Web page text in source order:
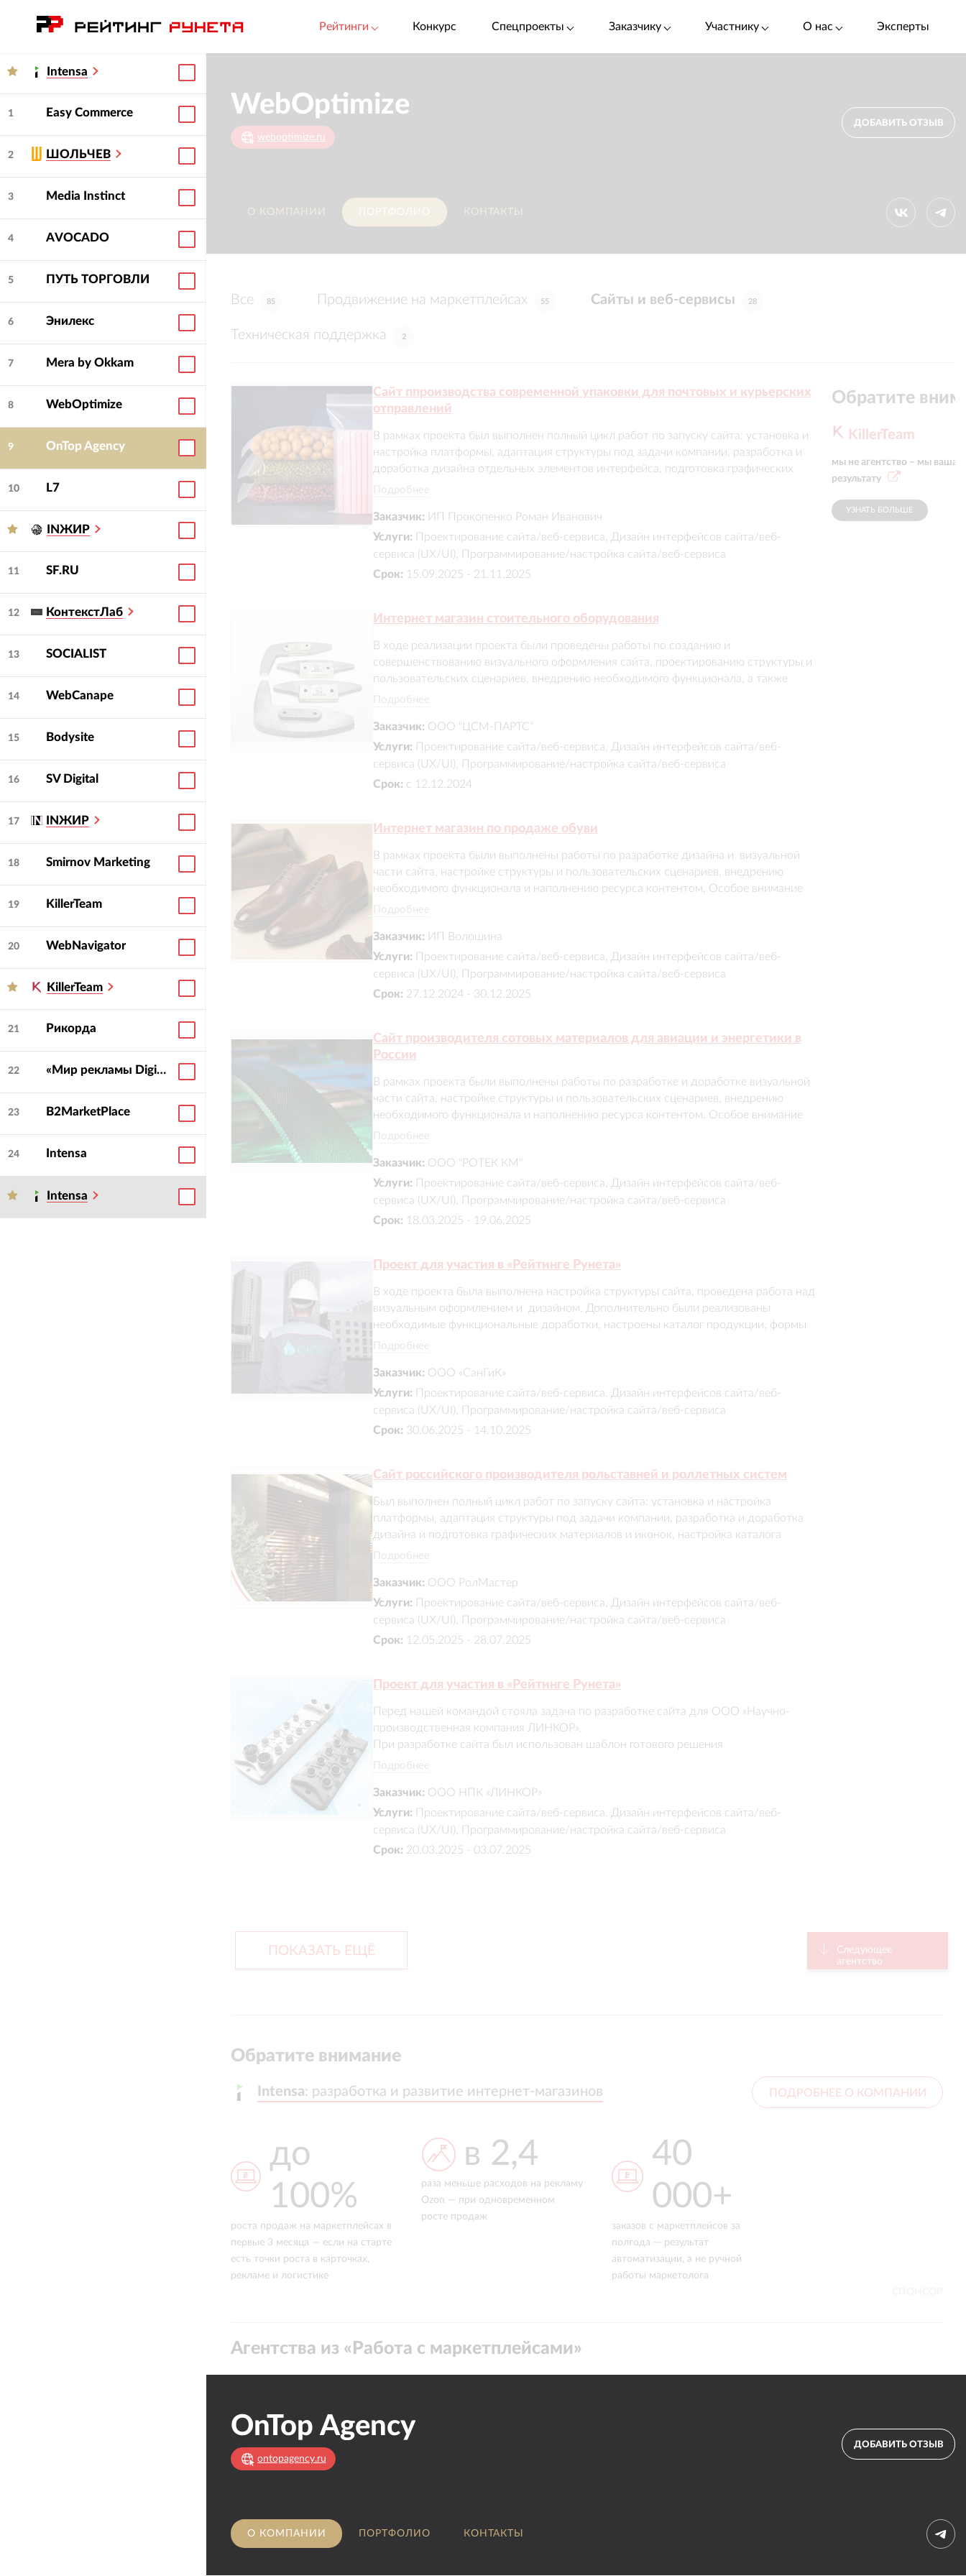
Рейтинги Конкурс Спецпроекты Заказчику Участнику О нас Эксперты
Intensa
1 Easy Commerce
2 ШОЛЬЧЕВ
3 Media Instinct
4 AVOCADO
5 ПУТЬ ТОРГОВЛИ
6 Энилекс
7 Mera by Okkam
8 WebOptimize
9 OnTop Agency
10 L7
INЖИР
11 SF.RU
12 КонтекстЛаб
13 SOCIALIST
14 WebCanape
15 Bodysite
16 SV Digital
17 INЖИР
18 Smirnov Marketing
19 KillerTeam
20 WebNavigator
KillerTeam
21 Рикорда
22 «Мир рекламы Digital»
23 B2MarketPlace
24 Intensa
Intensa
WebOptimize
weboptimize.ru
ДОБАВИТЬ ОТЗЫВ
О КОМПАНИИ ПОРТФОЛИО КОНТАКТЫ
Все 85 Продвижение на маркетплейсах 55 Сайты и веб-сервисы 28
Техническая поддержка 2
Сайт ппроизводства современной упаковки для почтовых и курьерских
отправлений
В рамках проекта был выполнен полный цикл работ по запуску сайта: установка и
настройка платформы, адаптация структуры под задачи компании, разработка и
доработка дизайна отдельных элементов интерфейса, подготовка графических
Подробнее
Заказчик: ИП Прокопенко Роман Иванович
Услуги:
Проектирование сайта/веб-сервиса, Дизайн интерфейсов сайта/веб-
сервиса (UX/UI), Программирование/настройка сайта/веб-сервиса
Срок: 15.09.2025 - 21.11.2025
Интернет магазин стоительного оборудования
В ходе реализации проекта были проведены работы по созданию и
совершенствованию визуального оформления сайта, проектированию структуры и
пользовательских сценариев, внедрению необходимого функционала, а также
поисковой оптимизации. В итоге заказчик получил современный и функциональный
веб-ресурсю
Подробнее
Заказчик: ООО "ЦСМ-ПАРТС"
Услуги:
Проектирование сайта/веб-сервиса, Дизайн интерфейсов сайта/веб-
сервиса (UX/UI), Программирование/настройка сайта/веб-сервиса
Срок: с 12.12.2024
Интернет магазин по продаже обуви
В рамках проекта были выполнены работы по разработке дизайна и  визуальной
части сайта, настройке структуры и пользовательских сценариев, внедрению
необходимого функционала и наполнению ресурса контентом. Особое внимание
индивидуально проработанным дизайном и возможностями, адаптированными
под специфику бизнеса.
Подробнее
Заказчик: ИП Волошина
Услуги:
Проектирование сайта/веб-сервиса, Дизайн интерфейсов сайта/веб-
сервиса (UX/UI), Программирование/настройка сайта/веб-сервиса
Срок: 27.12.2024 - 30.12.2025
Сайт производителя сотовых материалов для авиации и энергетики в
России
В рамках проекта были выполнены работы по разработке и доработке визуальной
части сайта, настройке структуры и пользовательских сценариев, внедрению
необходимого функционала и наполнению ресурса контентом. Особое внимание
индивидуально проработанным дизайном.
Подробнее
Заказчик: ООО "РОТЕК КМ"
Услуги:
Проектирование сайта/веб-сервиса, Дизайн интерфейсов сайта/веб-
сервиса (UX/UI), Программирование/настройка сайта/веб-сервиса
Срок: 18.03.2025 - 19.06.2025
Проект для участия в «Рейтинге Рунета»
В ходе проекта была выполнена настройка структуры сайта, проведена работа над
визуальным оформлением и  дизайном. Дополнительно были реализованы
необходимые функциональные доработки, настроены каталог продукции, формы
и удобный веб-ресурс, соответствующий задачам бизнеса и ожиданиям
пользователей.
Подробнее
Заказчик: ООО «СанГиК»
Услуги:
Проектирование сайта/веб-сервиса, Дизайн интерфейсов сайта/веб-
сервиса (UX/UI), Программирование/настройка сайта/веб-сервиса
Срок: 30.06.2025 - 14.10.2025
Сайт российского производителя рольставней и роллетных систем
Был выполнен полный цикл работ по запуску сайта: установка и настройка
платформы, адаптация структуры под задачи компании, разработка и доработка
дизайна и подготовка графических материалов и иконок, настройка каталога
Подробнее
Заказчик: ООО РолМастер
Услуги:
Проектирование сайта/веб-сервиса, Дизайн интерфейсов сайта/веб-
сервиса (UX/UI), Программирование/настройка сайта/веб-сервиса
Срок: 12.05.2025 - 28.07.2025
Проект для участия в «Рейтинге Рунета»
Перед нашей командой стояла задача по разработке сайта для ООО «Научно-
производственная компания ЛИНКОР».
При разработке сайта был использован шаблон готового решения
Аспро.Корпоративный 3.0 из каталога 1С-Битрикс: Marketplace
Нами были проведены следующие работы:
Установка Битрикса, установка шаблона готового решения
Настройка структуры сайта в рамках вариаций, доступных в готовом решении,
согласно пожеланиям заказчика
Подробнее
Заказчик: ООО НПК «ЛИНКОР»
Услуги:
Проектирование сайта/веб-сервиса, Дизайн интерфейсов сайта/веб-
сервиса (UX/UI), Программирование/настройка сайта/веб-сервиса
Срок: 20.03.2025 - 03.07.2025
Обратите
KillerTeam
мы не агентство – мы ваша
результату
УЗНАТЬ БОЛЬШЕ
ПОКАЗАТЬ ЕЩЁ
Следующее
агентство
Обратите внимание
Intensa: разработка и развитие интернет-магазинов
Intensa: разработка и развитие интернет-магазинов ПОДРОБНЕЕ О КОМПАНИИ
до
100%
роста продаж на маркетплейсах в
первые 3 месяца — если на старте
есть точки роста в карточках,
рекламе и логистике
в 2,4
раза меньше расходов на рекламу
Ozon — при одновременном
росте продаж
40
000+
заказов с маркетплейсов за
полгода — результат
автоматизации, а не ручной
работы маркетолога
Агентства из « Работа с маркетплейсами»
OnTop Agency
ontopagency.ru
ДОБАВИТЬ ОТЗЫВ
О КОМПАНИИ ПОРТФОЛИО КОНТАКТЫ